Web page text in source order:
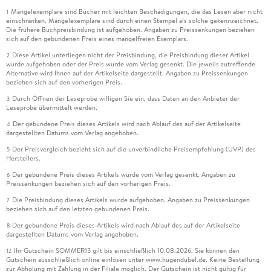
1 Mängelexemplare sind Bücher mit leichten Beschädigungen, die das Lesen aber nicht
einschränken. Mängelexemplare sind durch einen Stempel als solche gekennzeichnet.
Die frühere Buchpreisbindung ist aufgehoben. Angaben zu Preissenkungen beziehen
sich auf den gebundenen Preis eines mangelfreien Exemplars.
2 Diese Artikel unterliegen nicht der Preisbindung, die Preisbindung dieser Artikel
wurde aufgehoben oder der Preis wurde vom Verlag gesenkt. Die jeweils zutreffende
Alternative wird Ihnen auf der Artikelseite dargestellt. Angaben zu Preissenkungen
beziehen sich auf den vorherigen Preis.
3 Durch Öffnen der Leseprobe willigen Sie ein, dass Daten an den Anbieter der
Leseprobe übermittelt werden.
4 Der gebundene Preis dieses Artikels wird nach Ablauf des auf der Artikelseite
dargestellten Datums vom Verlag angehoben.
5 Der Preisvergleich bezieht sich auf die unverbindliche Preisempfehlung (UVP) des
Herstellers.
6 Der gebundene Preis dieses Artikels wurde vom Verlag gesenkt. Angaben zu
Preissenkungen beziehen sich auf den vorherigen Preis.
7 Die Preisbindung dieses Artikels wurde aufgehoben. Angaben zu Preissenkungen
beziehen sich auf den letzten gebundenen Preis.
8 Der gebundene Preis dieses Artikels wird nach Ablauf des auf der Artikelseite
dargestellten Datums vom Verlag angehoben.
12 Ihr Gutschein SOMMER13 gilt bis einschließlich 10.08.2026. Sie können den
Gutschein ausschließlich online einlösen unter www.hugendubel.de. Keine Bestellung
zur Abholung mit Zahlung in der Filiale möglich. Der Gutschein ist nicht gültig für